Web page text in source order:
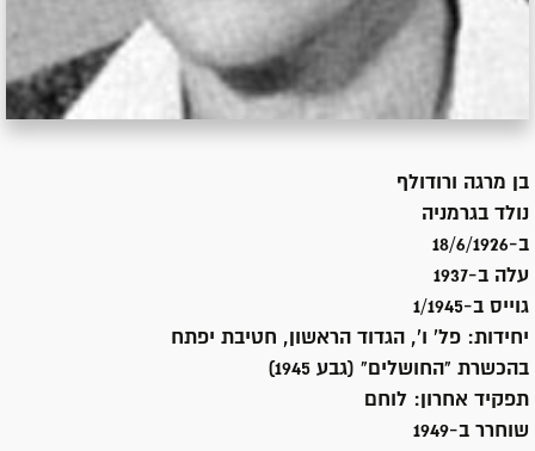
בן מרגה ורודולף
נולד בגרמניה
ב-18/6/1926
עלה ב-1937
גוייס ב-1/1945
יחידות: פל' ו', הגדוד הראשון, חטיבת יפתח
בהכשרת "החושלים" (גבע 1945)
תפקיד אחרון: לוחם
שוחרר ב-1949